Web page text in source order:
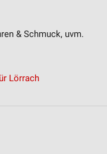
& Schmuck, uvm.
Lörrach